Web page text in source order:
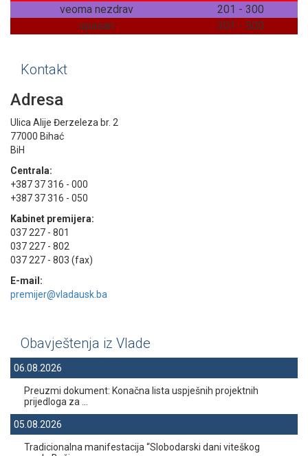
veoma nezdrav
201 - 300
opasan
301 - 500
Kontakt
Adresa
Ulica Alije Đerzeleza br. 2
77000 Bihać
BiH
Centrala:
+387 37 316 - 000
+387 37 316 - 050
Kabinet premijera:
037 227 - 801
037 227 - 802
037 227 - 803 (fax)
E-mail:
premijer@vladausk.ba
Obavještenja iz Vlade
06.08.2026
Preuzmi dokument: Konačna lista uspješnih projektnih
prijedloga za ...
05.08.2026
Tradicionalna manifestacija “Slobodarski dani viteškog